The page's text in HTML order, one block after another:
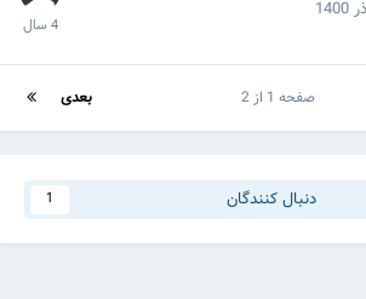
بعدی صفحه 1 از 2
دنبال کنندگان 1